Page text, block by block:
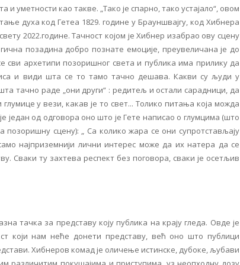
уметности као такве. „Тако је спарно, тако устајало“, овом
духа код Гетеа 1829. године у Брауншвајгу, код Хибнера
2022.године. Тачност којом је Хибнер изабрао ову сцену
позадина добро познате емоције, преувеличана је до
сви архетипи позоришног света и публика има прилику да
и види шта се то тамо тачно дешава. Какви су људи у
тачно раде „они други“ : редитељ и остали сарадници, да
у вези, какав је то свет... Толико питања која можда
један од одговора оно што је Гете написао о глумцима (што
сцену): „ Са колико жара се они супротстављају
најприземнији лични интерес може да их натера да се
Сваки ту захтева респект без поговора, сваки је осетљив
тачка за представу коју публика на крају гледа. Овде је
који нам неће донети представу, већ оно што публици
Хибнеров комад је оличење истинске, дубоке, љубави